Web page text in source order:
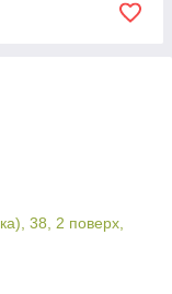
38, 2 поверх,